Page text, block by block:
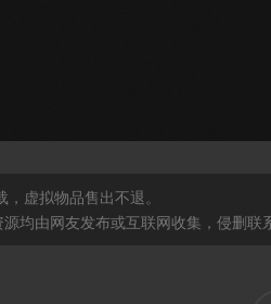
虚拟物品售出不退。
均由网友发布或互联网收集，侵删联